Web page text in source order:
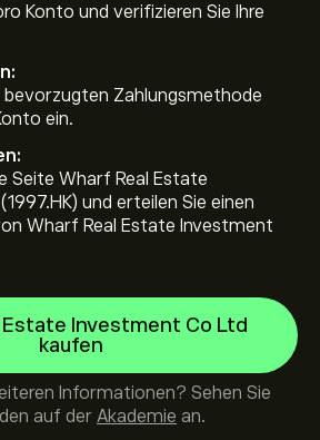
Konto und verifizieren Sie Ihre
bevorzugten Zahlungsmethode
ein.
Seite Wharf Real Estate
und erteilen Sie einen
Wharf Real Estate Investment
Estate Investment Co Ltd
kaufen
Informationen? Sehen Sie
auf der Akademie an.